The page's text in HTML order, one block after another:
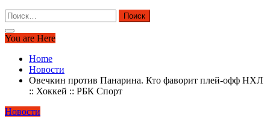
Найти:
You are Here
Home
Новости
Овечкин против Панарина. Кто фаворит плей-офф НХЛ
:: Хоккей :: РБК Спорт
Новости